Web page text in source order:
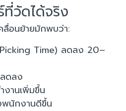
วัดได้จริง
ลื่อนย้ายมักพบว่า:
Time) ลดลง 20–
ดลง
งานเพิ่มขึ้น
นักงานดีขึ้น